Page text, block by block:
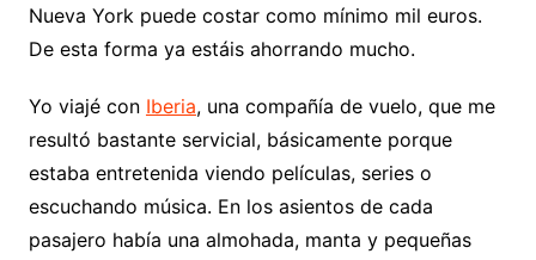
Nueva York puede costar como mínimo mil euros.
De esta forma ya estáis ahorrando mucho.
Yo viajé con Iberia, una compañía de vuelo, que me
resultó bastante servicial, básicamente porque
estaba entretenida viendo películas, series o
escuchando música. En los asientos de cada
pasajero había una almohada, manta y pequeñas